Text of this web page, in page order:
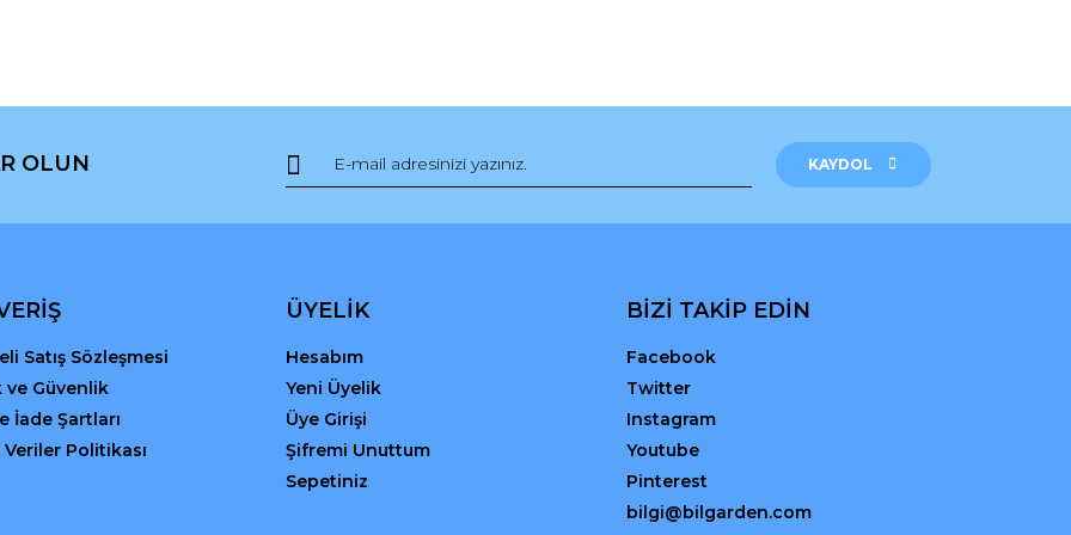
Yorum Yaz
Gönder
OLUN KAYDOL
Satış Sözleşmesi
ve Güvenlik
İade Şartları
Veriler Politikası
ÜYELİK
Hesabım
Yeni Üyelik
Üye Girişi
Şifremi Unuttum
Sepetiniz
BİZİ TAKİP EDİN
Facebook
Twitter
Instagram
Youtube
Pinterest
bilgi@bilgarden.com